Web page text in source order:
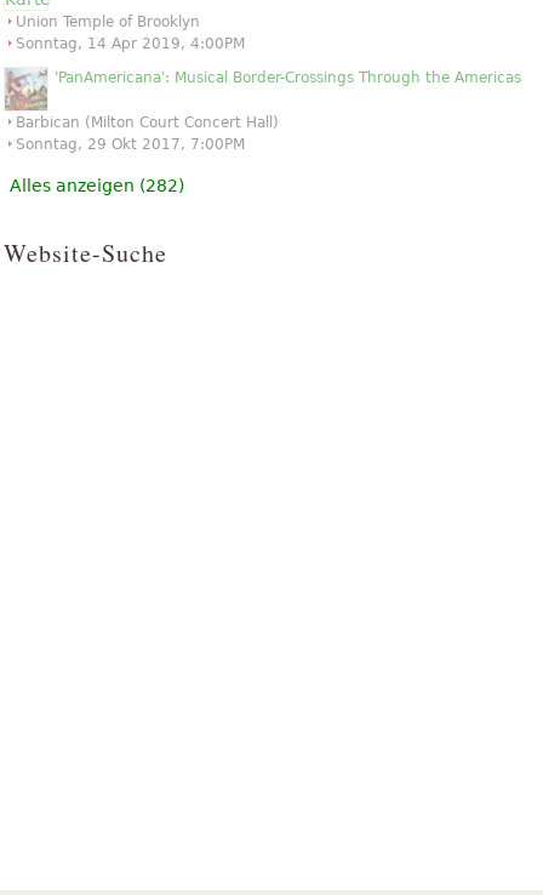
Union Temple of Brooklyn
Sonntag, 14 Apr 2019, 4:00PM
'PanAmericana': Musical Border-Crossings Through the Americas
Barbican (Milton Court Concert Hall)
Sonntag, 29 Okt 2017, 7:00PM
Alles anzeigen (282)
Website-Suche